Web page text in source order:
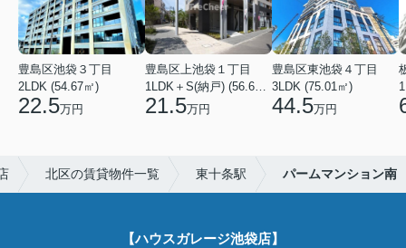
豊島区池袋３丁目
2LDK (54.67㎡)
22.5万円
豊島区上池袋１丁目
1LDK＋S(納戸) (56.61㎡)
21.5万円
豊島区東池袋４丁目
3LDK (75.01㎡)
44.5万円
北区の賃貸物件一覧 東十条駅 パームマンション南
【ハウスガレージ池袋店】